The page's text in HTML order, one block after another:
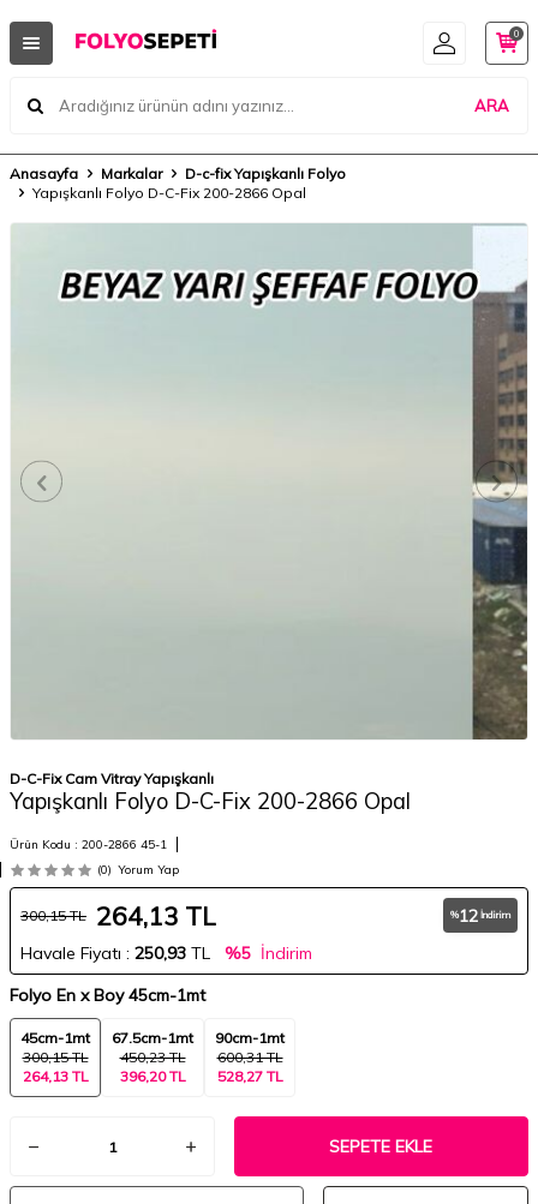
ARA
0
Anasayfa Markalar
D-c-fix Yapışkanlı Folyo
Yapışkanlı Folyo D-C-Fix 200-2866 Opal
D-C-Fix Cam Vitray Yapışkanlı
Yapışkanlı Folyo D-C-Fix 200-2866 Opal
Ürün Kodu : 200-2866 45-1
(0) Yorum Yap
300,15TL 264,13 TL %12 İndirim
Havale Fiyatı : 250,93 TL %5 İndirim
Folyo En x Boy45cm-1mt
45cm-1mt
300,15 TL
264,13 TL
67.5cm-1mt
450,23 TL
396,20 TL
90cm-1mt
600,31 TL
528,27 TL
SEPETE EKLE